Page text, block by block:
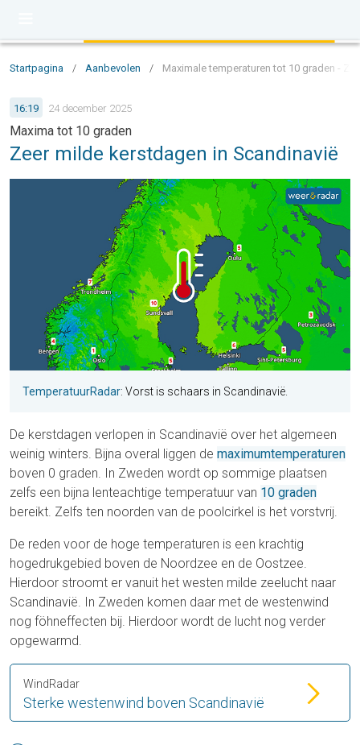
Startpagina / Aanbevolen / Maximale temperaturen tot 10 graden -
16:19 24 december 2025
Maxima tot 10 graden
Zeer milde kerstdagen in Scandinavië
TemperatuurRadar: Vorst is schaars in Scandinavië.
De kerstdagen verlopen in Scandinavië over het algemeen
weinig winters. Bijna overal liggen de maximumtemperaturen
boven 0 graden. In Zweden wordt op sommige plaatsen
zelfs een bijna lenteachtige temperatuur van 10 graden
bereikt. Zelfs ten noorden van de poolcirkel is het vorstvrij.
De reden voor de hoge temperaturen is een krachtig
hogedrukgebied boven de Noordzee en de Oostzee.
Hierdoor stroomt er vanuit het westen milde zeelucht naar
Scandinavië. In Zweden komen daar met de westenwind
nog föhneffecten bij. Hierdoor wordt de lucht nog verder
opgewarmd.
Sterke westenwind boven Scandinavië
WindRadar